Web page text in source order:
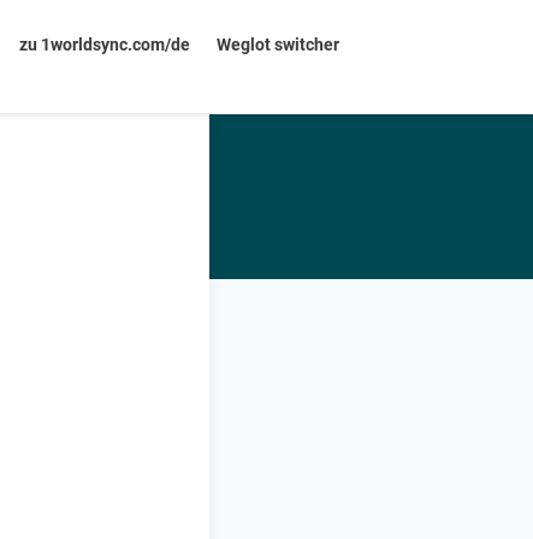
zu 1worldsync.com/de Weglot switcher